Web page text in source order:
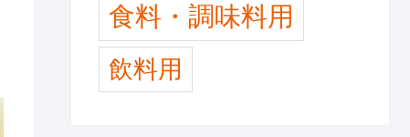
食料・調味料用
飲料用